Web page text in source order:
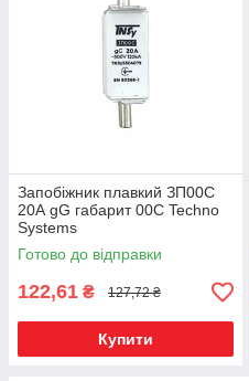
Запобіжник плавкий ЗП00C
20А gG габарит 00С Techno
Systems
Готово до відправки
122,61 ₴ 127,72 ₴
Купити